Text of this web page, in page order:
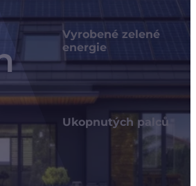
Vyrobené zelené
energie
Ukopnutých palců